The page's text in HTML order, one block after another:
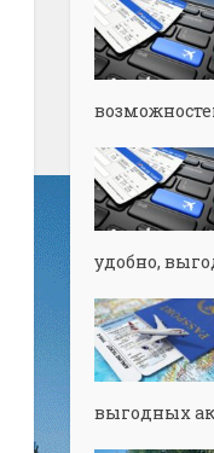
удобно,
выгодных